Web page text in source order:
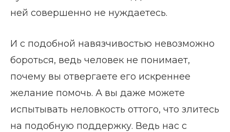
ней совершенно не нуждаетесь.
И с подобной навязчивостью невозможно
бороться, ведь человек не понимает,
почему вы отвергаете его искреннее
желание помочь. А вы даже можете
испытывать неловкость оттого, что злитесь
на подобную поддержку. Ведь нас с